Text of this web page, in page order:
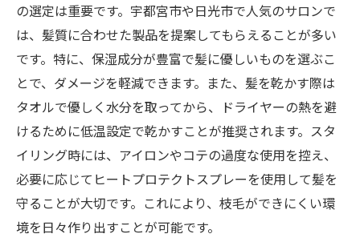
の選定は重要です。宇都宮市や日光市で人気のサロンで
は、髪質に合わせた製品を提案してもらえることが多い
です。特に、保湿成分が豊富で髪に優しいものを選ぶこ
とで、ダメージを軽減できます。また、髪を乾かす際は
タオルで優しく水分を取ってから、ドライヤーの熱を避
けるために低温設定で乾かすことが推奨されます。スタ
イリング時には、アイロンやコテの過度な使用を控え、
必要に応じてヒートプロテクトスプレーを使用して髪を
守ることが大切です。これにより、枝毛ができにくい環
境を日々作り出すことが可能です。